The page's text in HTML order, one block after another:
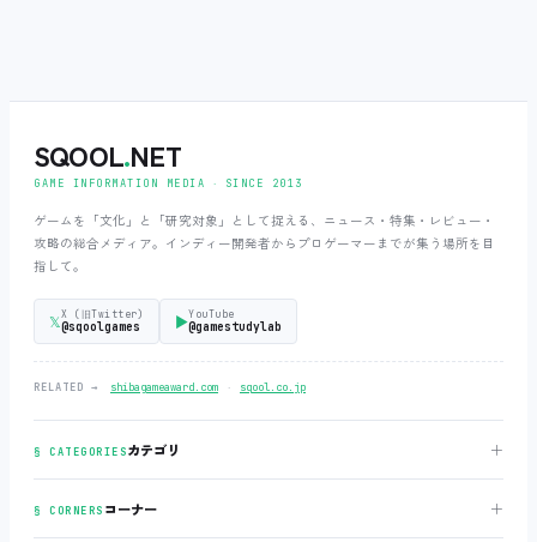
SQOOL.NET
GAME INFORMATION MEDIA ‧ SINCE 2013
ゲームを「文化」と「研究対象」として捉える、ニュース・特集・レビュー・
攻略の総合メディア。インディー開発者からプロゲーマーまでが集う場所を目
指して。
𝕏X (旧Twitter)
@sqoolgames ▶YouTube
@gamestudylab
RELATED → shibagameaward.com ‧ sqool.co.jp
§ CATEGORIESカテゴリ ＋
§ CORNERS コーナー ＋